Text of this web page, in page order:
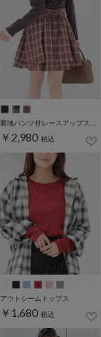
￥2,980 税込
アウトシームトップス
￥1,680 税込